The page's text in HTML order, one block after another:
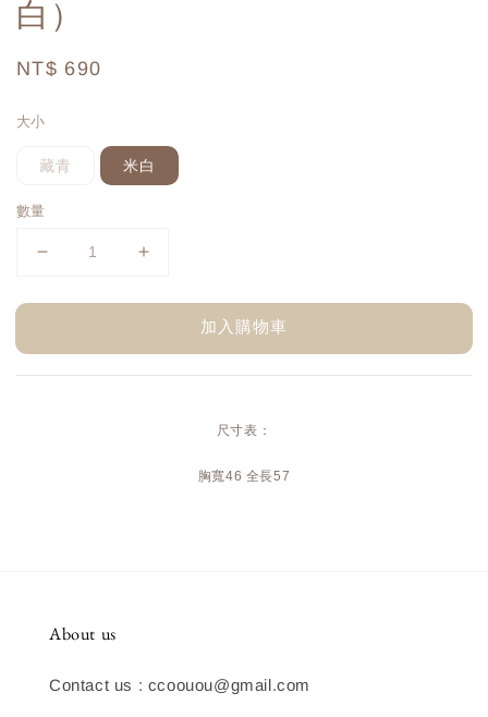
白）
Regular
NT$ 690
大小
藏青 米白
數量
加入購物車
尺寸表：
胸寬46 全長57
About us
Contact us : ccoouou@gmail.com